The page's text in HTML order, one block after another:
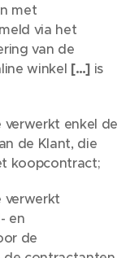
met
via het
van de
winkel […]is
verwerkt enkel de
de Klant, die
koopcontract;
verwerkt
en
de